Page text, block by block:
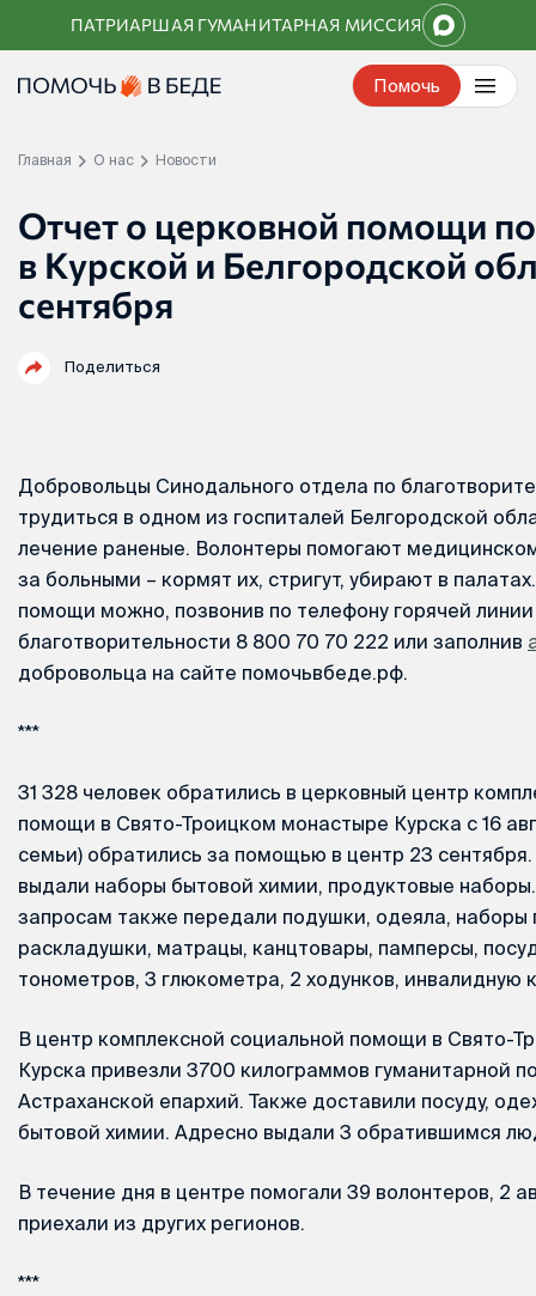
Перейти
к
контенту
ПАТРИАРШАЯ ГУМАНИТАРНАЯ МИССИЯ
Помочь
Главная О нас Новости
Отчет о церковной помощи
в Курской и Белгородской
сентября
Поделиться
Добровольцы Синодального отдела по
трудиться в одном из госпиталей Белгородской
лечение раненые. Волонтеры помогают
за больными – кормят их, стригут, убирают в
помощи можно, позвонив по телефону горячей
благотворительности 8 800 70 70 222 или заполнив
добровольца на сайте помочьвбеде.рф.
***
31 328 человек обратились в церковный центр
помощи в Свято-Троицком монастыре Курска с 16
семьи) обратились за помощью в центр 23
выдали наборы бытовой химии, продуктовые
запросам также передали подушки, одеяла, наборы
раскладушки, матрацы, канцтовары, памперсы,
тонометров, 3 глюкометра, 2 ходунков, инвалидную
В центр комплексной социальной помощи в Свято-
Курска привезли 3700 килограммов гуманитарной
Астраханской епархий. Также доставили посуду,
бытовой химии. Адресно выдали 3 обратившимся
В течение дня в центре помогали 39 волонтеров, 2
приехали из других регионов.
***